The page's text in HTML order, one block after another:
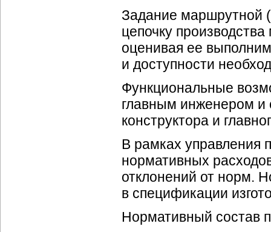
Задание маршрутной
цепочку
оценивая ее
и доступности
Функциональные
главным инженером и
конструктора и
В рамках управления
нормативных
отклонений от норм.
в спецификации
Нормативный состав